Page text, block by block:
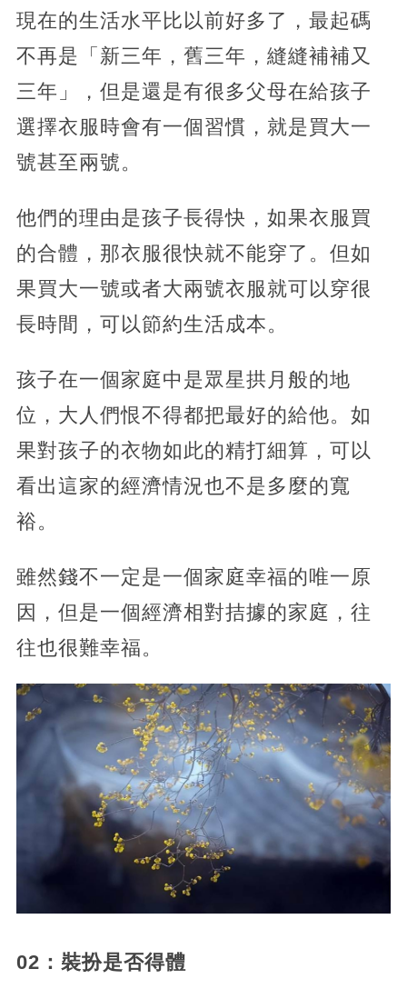
現在的生活水平比以前好多了，最起碼
不再是「新三年，舊三年，縫縫補補又
三年」，但是還是有很多父母在給孩子
選擇衣服時會有一個習慣，就是買大一
號甚至兩號。
他們的理由是孩子長得快，如果衣服買
的合體，那衣服很快就不能穿了。但如
果買大一號或者大兩號衣服就可以穿很
長時間，可以節約生活成本。
孩子在一個家庭中是眾星拱月般的地
位，大人們恨不得都把最好的給他。如
果對孩子的衣物如此的精打細算，可以
看出這家的經濟情況也不是多麼的寬
裕。
雖然錢不一定是一個家庭幸福的唯一原
因，但是一個經濟相對拮據的家庭，往
往也很難幸福。
02：裝扮是否得體